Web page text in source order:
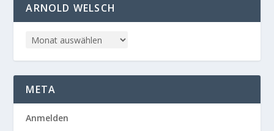
ARNOLD WELSCH
META
Anmelden